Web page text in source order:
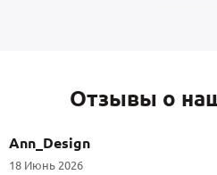
Отзывы о
Ann_Design
18 Июнь 2026